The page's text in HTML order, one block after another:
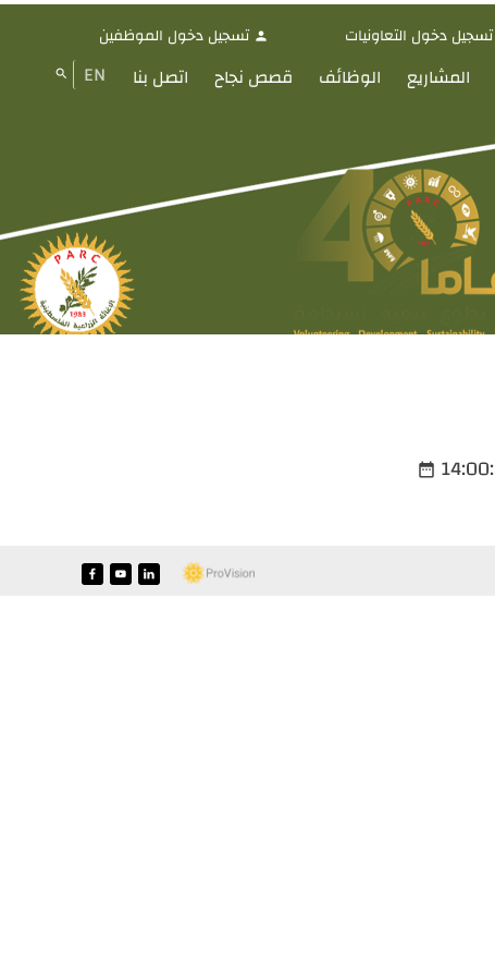
تسجيل دخول التعاونيات person تسجيل دخول الموظفين
المشاريع الوظائف قصص نجاح اتصل بنا EN
search
date_range
i
y
f